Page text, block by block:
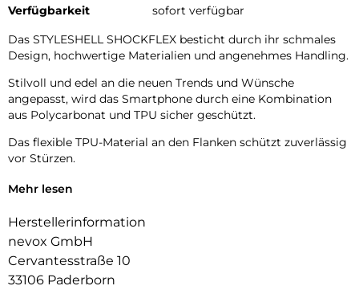
Verfügbarkeit
sofort verfügbar
Das STYLESHELL SHOCKFLEX besticht durch ihr schmales
Design, hochwertige Materialien und angenehmes Handling.
Stilvoll und edel an die neuen Trends und Wünsche
angepasst, wird das Smartphone durch eine Kombination
aus Polycarbonat und TPU sicher geschützt.
Das flexible TPU-Material an den Flanken schützt zuverlässig
vor Stürzen.
Das Display ist durch die seitlichen Flanken geschützt.
transparent und bringt jegliche Farbe des Smartphones
passend zur Geltung.
Die Anschlüsse, Knöpfe und Kamera bleiben voll zugänglich.
Mehr lesen
Herstellerinformation
nevox GmbH
Cervantesstraße 10
33106 Paderborn